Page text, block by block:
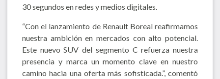
30 segundos en redes y medios digitales.
“Con el lanzamiento de Renault Boreal reafirmamos
nuestra ambición en mercados con alto potencial.
Este nuevo SUV del segmento C refuerza nuestra
presencia y marca un momento clave en nuestro
camino hacia una oferta más sofisticada.”, comentó